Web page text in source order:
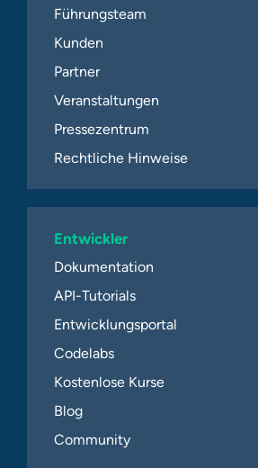
Führungsteam
Kunden
Partner
Veranstaltungen
Pressezentrum
Rechtliche Hinweise
Entwickler
Dokumentation
API-Tutorials
Entwicklungsportal
Codelabs
Kostenlose Kurse
Blog
Community